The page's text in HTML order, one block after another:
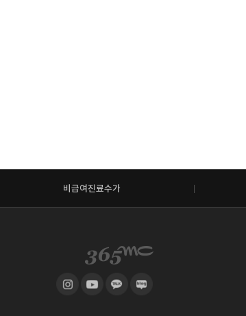
비급여진료수가